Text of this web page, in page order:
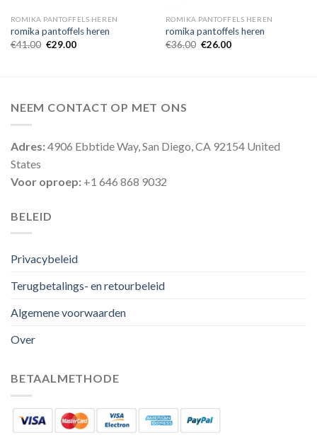
ROMIKA PANTOFFELS HEREN
romika pantoffels heren
€41.00 €29.00
ROMIKA PANTOFFELS HEREN
romika pantoffels heren
€36.00 €26.00
NEEM CONTACT OP MET ONS
Adres:4906 Ebbtide Way, San Diego, CA 92154 United
States
Voor oproep: +1 646 868 9032
BELEID
Privacybeleid
Terugbetalings- en retourbeleid
Algemene voorwaarden
Over
BETAALMETHODE